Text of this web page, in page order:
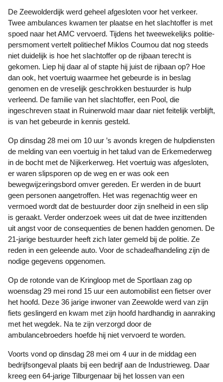
De Zeewolderdijk werd geheel afgesloten voor het verkeer.
Twee ambulances kwamen ter plaatse en het slachtoffer is met
spoed naar het AMC vervoerd. Tijdens het tweewekelijks politie-
persmoment vertelt politiechef Miklos Coumou dat nog steeds
niet duidelijk is hoe het slachtoffer op de rijbaan terecht is
gekomen. Liep hij daar al of stapte hij juist de rijbaan op? Hoe
dan ook, het voertuig waarmee het gebeurde is in beslag
genomen en de vreselijk geschrokken bestuurder is hulp
verleend. De familie van het slachtoffer, een Pool, die
ingeschreven staat in Ruinerwold maar daar niet feitelijk verblijft,
is van het gebeurde in kennis gesteld.
Op dinsdag 28 mei om 10 uur ’s avonds kregen de hulpdiensten
de melding van een voertuig in het talud van de Erkemederweg
in de bocht met de Nijkerkerweg. Het voertuig was afgesloten,
er waren slipsporen op de weg en er was ook een
bewegwijzeringsbord omver gereden. Er werden in de buurt
geen personen aangetroffen. Het was regenachtig weer en
vermoed wordt dat de bestuurder door zijn snelheid in een slip
is geraakt. Verder onderzoek wees uit dat de twee inzittenden
uit angst voor de consequenties de benen hadden genomen. De
21-jarige bestuurder heeft zich later gemeld bij de politie. Ze
reden in een geleende auto. Voor de schadeafhandeling zijn de
nodige gegevens opgenomen.
Op de rotonde van de Kringloop met de Sportlaan zag op
woensdag 29 mei rond 15 uur een automobilist een fietser over
het hoofd. Deze 36 jarige inwoner van Zeewolde werd van zijn
fiets geslingerd en kwam met zijn hoofd hardhandig in aanraking
met het wegdek. Na te zijn verzorgd door de
ambulancebroeders hoefde hij niet vervoerd te worden.
Voorts vond op dinsdag 28 mei om 4 uur in de middag een
bedrijfsongeval plaats bij een bedrijf aan de Industrieweg. Daar
kreeg een 64-jarige Tilburgenaar bij het lossen van een